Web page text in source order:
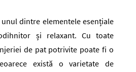
dintre elementele esențiale
și relaxant. Cu toate
de pat potrivite poate fi o
există o varietate de